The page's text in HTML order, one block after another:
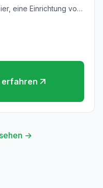
eine Einrichtung vom
→